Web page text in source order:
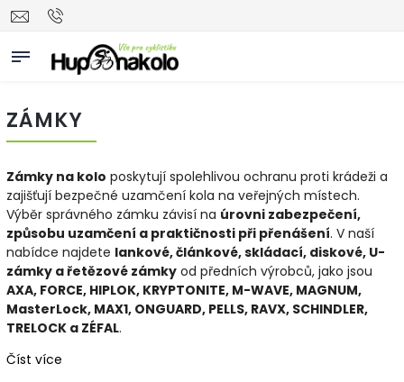
ZÁMKY
Zámky na kolo poskytují spolehlivou ochranu proti krádeži a
zajišťují bezpečné uzamčení kola na veřejných místech.
Výběr správného zámku závisí na úrovni zabezpečení,
způsobu uzamčení a praktičnosti při přenášení. V naší
nabídce najdete lankové, článkové, skládací, diskové, U-
zámky a řetězové zámky od předních výrobců, jako jsou
AXA, FORCE, HIPLOK, KRYPTONITE, M-WAVE, MAGNUM,
MasterLock, MAX1, ONGUARD, PELLS, RAVX, SCHINDLER,
TRELOCK a ZÉFAL.
Číst více